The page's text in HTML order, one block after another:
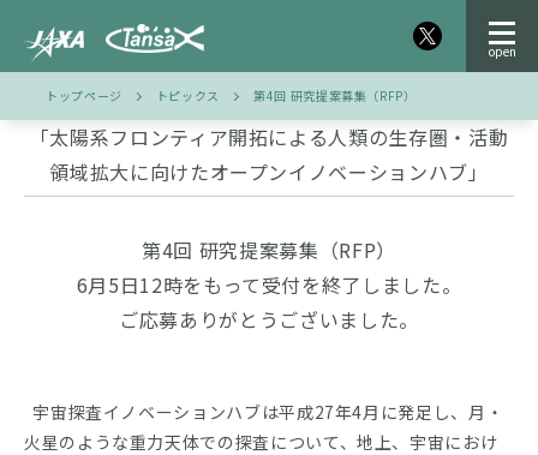
トップページ トピックス 第4回 研究提案募集（RFP）
「太陽系フロンティア開拓による人類の生存圏・活動
領域拡大に向けたオープンイノベーションハブ」
第4回 研究提案募集（RFP）
6月5日12時をもって受付を終了しました。
ご応募ありがとうございました。
宇宙探査イノベーションハブは平成27年4月に発足し、月・
火星のような重力天体での探査について、地上、宇宙におけ